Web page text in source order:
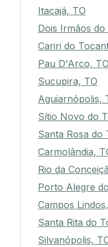
Itacajá, TO
Dois Irmãos
Cariri do
Pau D'Arco, TO
Sucupira, TO
Aguiarnópolis,
Sítio Novo do
Santa Rosa do
Carmolândia,
Rio da
Porto Alegre
Campos
Santa Rita do
Silvanópolis,